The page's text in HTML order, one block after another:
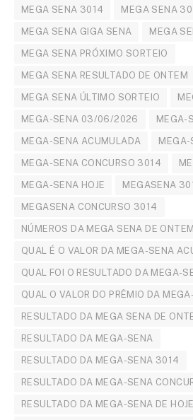
MEGA SENA 3014 MEGA SENA
MEGA SENA GIGA SENA MEGA
MEGA SENA PRÓXIMO SORTEIO
MEGA SENA RESULTADO DE ONTEM
MEGA SENA ÚLTIMO SORTEIO
MEGA-SENA 03/06/2026 MEGA-
MEGA-SENA ACUMULADA MEGA-
MEGA-SENA CONCURSO 3014
MEGA-SENA HOJE MEGASENA
MEGASENA CONCURSO 3014
NÚMEROS DA MEGA SENA DE ONTEM
QUAL É O VALOR DA MEGA-SENA
QUAL FOI O RESULTADO DA MEGA-
QUAL O VALOR DO PRÊMIO DA
RESULTADO DA MEGA SENA DE
RESULTADO DA MEGA-SENA
RESULTADO DA MEGA-SENA 3014
RESULTADO DA MEGA-SENA
RESULTADO DA MEGA-SENA DE HOJE